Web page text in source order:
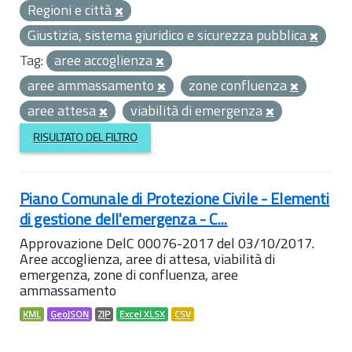
Regioni e città
Giustizia, sistema giuridico e sicurezza pubblica
Tag: aree accoglienza
aree ammassamento
zone confluenza
aree attesa
viabilità di emergenza
RISULTATO DEL FILTRO
Piano Comunale di Protezione Civile - Elementi
di gestione dell'emergenza - C...
Approvazione DelC 00076-2017 del 03/10/2017.
Aree accoglienza, aree di attesa, viabilità di
emergenza, zone di confluenza, aree
ammassamento
KML GeoJSON ZIP Excel XLSX CSV